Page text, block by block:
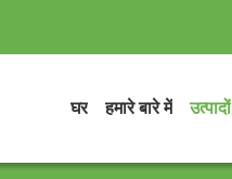
घर हमारे बारे में उत्पादों